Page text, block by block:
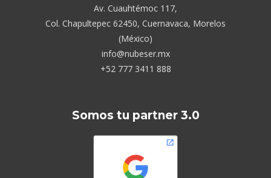
Av. Cuauhtémoc 117,
Col. Chapultepec 62450, Cuernavaca, Morelos
(México)
info@nubeser.mx
+52 777 3411 888
Somos tu partner 3.0